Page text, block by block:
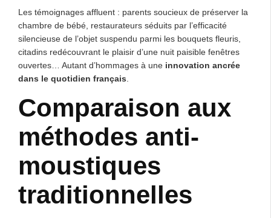
Les témoignages affluent : parents soucieux de préserver la
chambre de bébé, restaurateurs séduits par l’efficacité
silencieuse de l’objet suspendu parmi les bouquets fleuris,
citadins redécouvrant le plaisir d’une nuit paisible fenêtres
ouvertes… Autant d’hommages à une innovation ancrée
dans le quotidien français
Comparaison aux
méthodes anti-
moustiques
traditionnelles